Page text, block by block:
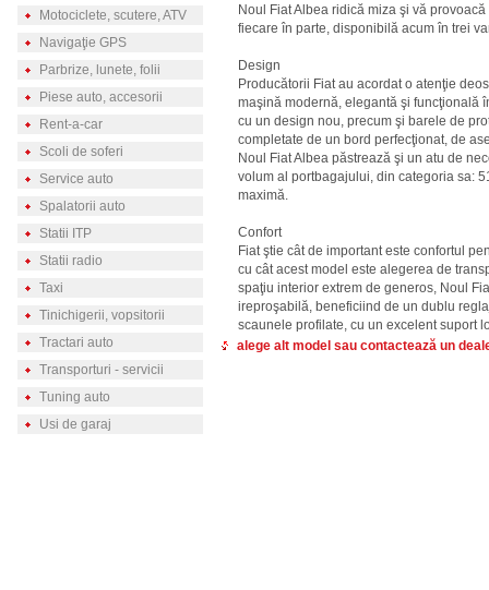
Motociclete, scutere, ATV
Navigaţie GPS
Parbrize, lunete, folii
Piese auto, accesorii
Rent-a-car
Scoli de soferi
Service auto
Spalatorii auto
Statii ITP
Statii radio
Taxi
Tinichigerii, vopsitorii
Tractari auto
Transporturi - servicii
Tuning auto
Usi de garaj
Noul Fiat Albea ridică miza şi vă
fiecare în parte, disponibilă acum în trei
Design
Producătorii Fiat au acordat o atenţie
maşină modernă, elegantă şi funcţională
cu un design nou, precum şi barele de
completate de un bord perfecţionat, de
Noul Fiat Albea păstrează şi un atu de
volum al portbagajului, din categoria sa:
maximă.
Confort
Fiat ştie cât de important este confortul
cu cât acest model este alegerea de
spaţiu interior extrem de generos, Noul
ireproşabilă, beneficiind de un dublu
scaunele profilate, cu un excelent suport
alege alt model sau contactează un